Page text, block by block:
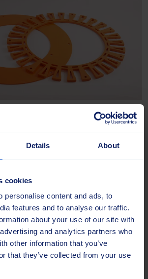
Details About
cookies
personalise content and ads, to
features and to analyse our traffic.
about your use of our site with
and analytics partners who
other information that you’ve
that they’ve collected from your use
on saatavana räätälöidyissä
käytössä.